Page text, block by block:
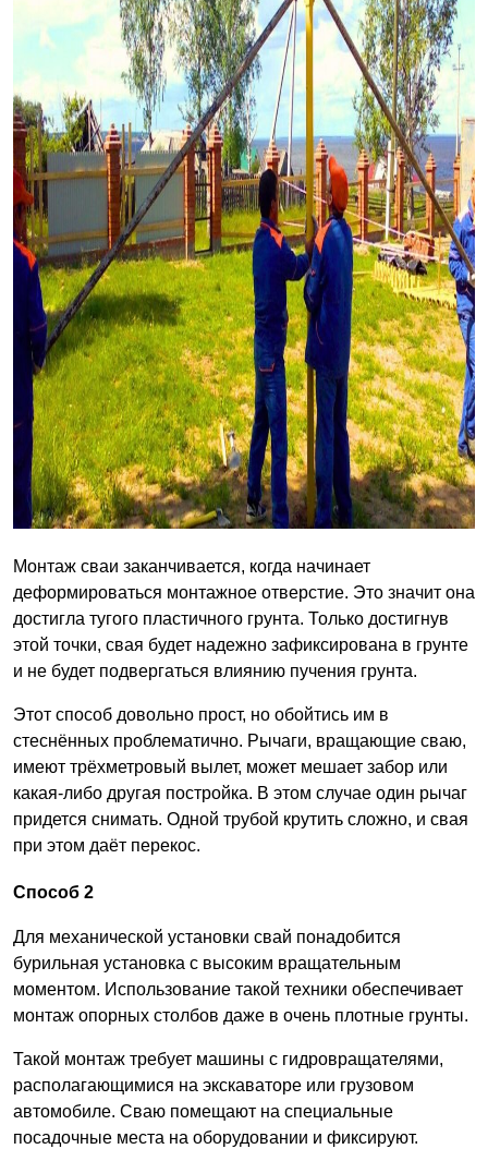
Монтаж сваи заканчивается, когда начинает
деформироваться монтажное отверстие. Это значит она
достигла тугого пластичного грунта. Только достигнув
этой точки, свая будет надежно зафиксирована в грунте
и не будет подвергаться влиянию пучения грунта.
Этот способ довольно прост, но обойтись им в
стеснённых проблематично. Рычаги, вращающие сваю,
имеют трёхметровый вылет, может мешает забор или
какая-либо другая постройка. В этом случае один рычаг
придется снимать. Одной трубой крутить сложно, и свая
при этом даёт перекос.
Способ 2
Для механической установки свай понадобится
бурильная установка с высоким вращательным
моментом. Использование такой техники обеспечивает
монтаж опорных столбов даже в очень плотные грунты.
Такой монтаж требует машины с гидровращателями,
располагающимися на экскаваторе или грузовом
автомобиле. Сваю помещают на специальные
посадочные места на оборудовании и фиксируют.